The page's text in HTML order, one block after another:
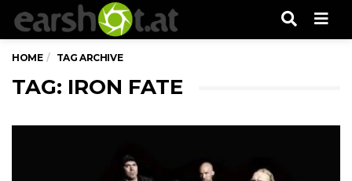
HOME TAG ARCHIVE
TAG: IRON FATE